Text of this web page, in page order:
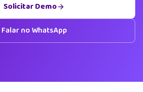
Solicitar Demo
Falar no WhatsApp